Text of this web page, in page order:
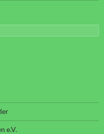
e.V.